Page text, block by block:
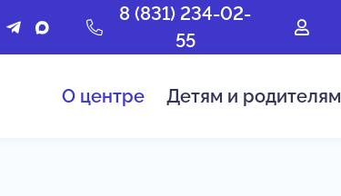
8 (831) 234-02-
55
О центре Детям и родителям